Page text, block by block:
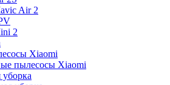
Air 2
2
Xiaomi
пылесосы Xiaomi
уборка